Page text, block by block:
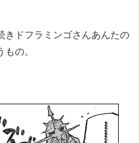
きドフラミンゴさんあんたの
の。